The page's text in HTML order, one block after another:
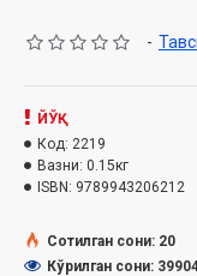
Hajmi: 368bet
O'lchami:
Muqovasi: qatttiq
-
ЙЎҚ
Код: 2219
Вазни: 0.15кг
ISBN: 9789943206212
Сотилган сони: 20
Кўрилган сони: